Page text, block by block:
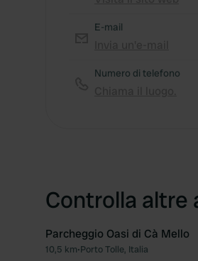
E-mail
Numero di telefono
Controlla altre
Parcheggio Oasi di Cà Mello
10,5 km•Porto Tolle, Italia